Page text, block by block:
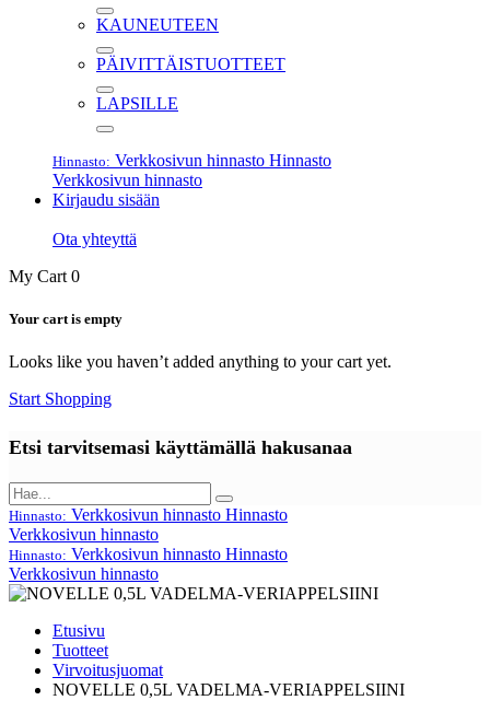
KAUNEUTEEN
PÄIVITTÄISTUOTTEET
LAPSILLE
Hinnasto: Verkkosivun hinnasto Hinnasto
Verkkosivun hinnasto
Kirjaudu sisään
Ota yhteyttä
My Cart 0
Your cart is empty
Looks like you haven’t added anything to your cart yet.
Start Shopping
Etsi tarvitsemasi käyttämällä hakusanaa
Hinnasto: Verkkosivun hinnasto Hinnasto
Verkkosivun hinnasto
Hinnasto: Verkkosivun hinnasto Hinnasto
Verkkosivun hinnasto
Etusivu
Tuotteet
Virvoitusjuomat
NOVELLE 0,5L VADELMA-VERIAPPELSIINI